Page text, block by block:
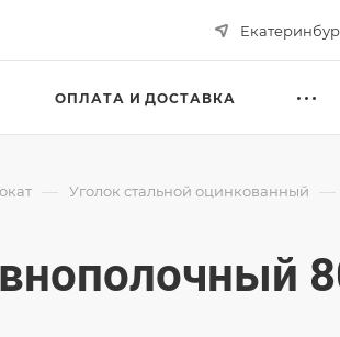
ОПЛАТА И ДОСТАВКА
— Уголок стальной оцинкованный —